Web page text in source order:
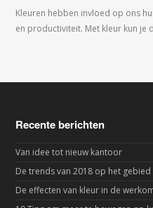
Kleuren hebben invloed op ons
en productiviteit. Met kleur kun je
Recente berichten
Van idee tot nieuw kantoor
De trends van 2018 op het
De effecten van kleur in de